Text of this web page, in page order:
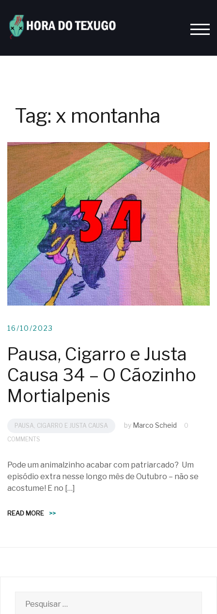
content
Tag: x montanha
16/10/2023
Pausa, Cigarro e Justa
Causa 34 – O Cãozinho
Mortialpenis
PAUSA, CIGARRO E JUSTA CAUSA by Marco Scheid
0
COMMENTS
Pode um animalzinho acabar com patriarcado? Um
episódio extra nesse longo mês de Outubro – não se
acostume! E no […]
READ MORE >>
por: